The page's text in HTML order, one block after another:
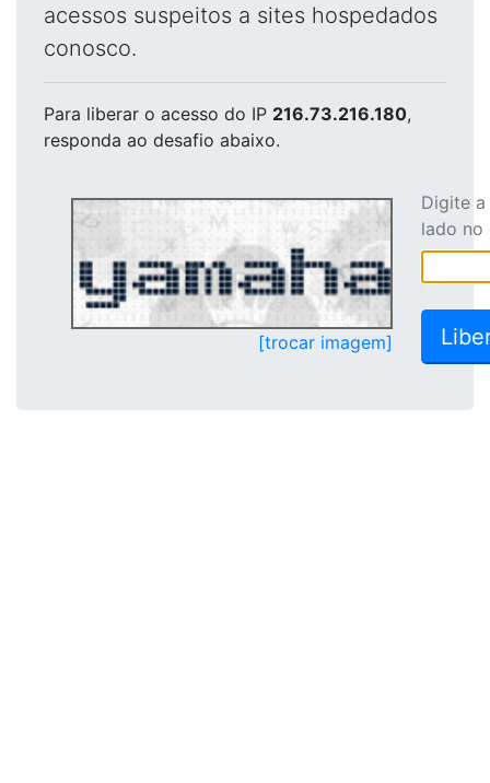
acessos suspeitos a sites hospedados
conosco.
Para liberar o acesso do IP 216.73.216.180,
responda ao desafio abaixo.
[trocar imagem]
Digite
lado no